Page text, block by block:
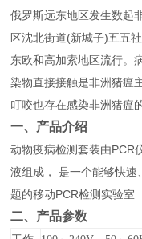
俄罗斯远东地区发生数起
区沈北街道(新城子)五五
东欧和高加索地区流行。
染物直接接触是非洲猪瘟
叮咬也存在感染非洲猪瘟
一、产品介绍
动物疫病检测套装由PCR
液组成， 是一个能够快速
题的移动PCR检测实验室
二、产品参数